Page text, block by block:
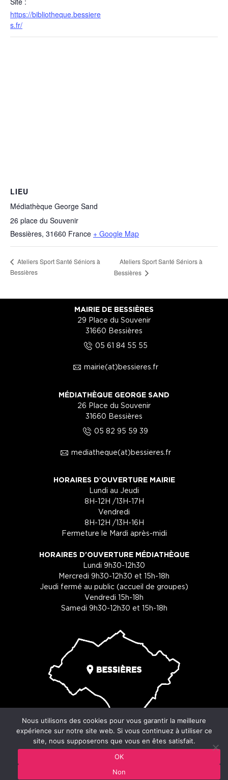
https://bibliotheque.bessiere
s.fr/
LIEU
Médiathèque George Sand
26 place du Souvenir
Bessières, 31660 France + Google Map
Ateliers Sport Santé Séniors à
Bessières
Ateliers Sport Santé Séniors à
Bessières
MAIRIE DE BESSIÈRES
29 Place du Souvenir
31660 Bessières
5 05 61 84 55 55
1 mairie(at)bessieres.fr
MÉDIATHÈQUE GEORGE SAND
26 Place du Souvenir
31660 Bessières
5 05 82 95 59 39
1 mediatheque(at)bessieres.fr
HORAIRES D'OUVERTURE MAIRIE
Lundi au Jeudi
8H-12H /13H-17H
Vendredi
8H-12H /13H-16H
Fermeture le Mardi après-midi
HORAIRES D'OUVERTURE MÉDIATHÈQUE
Lundi 9h30-12h30
Mercredi 9h30-12h30 et 15h-18h
Jeudi fermé au public (accueil de groupes)
Vendredi 15h-18h
Samedi 9h30-12h30 et 15h-18h
© Copyright 2026 - Ville de Bessières - 29 place du souvenir -
Mentions légales
Nous utilisons des cookies pour vous garantir la meilleure
expérience sur notre site web. Si vous continuez à utiliser ce
site, nous supposerons que vous en êtes satisfait.
OK
Non